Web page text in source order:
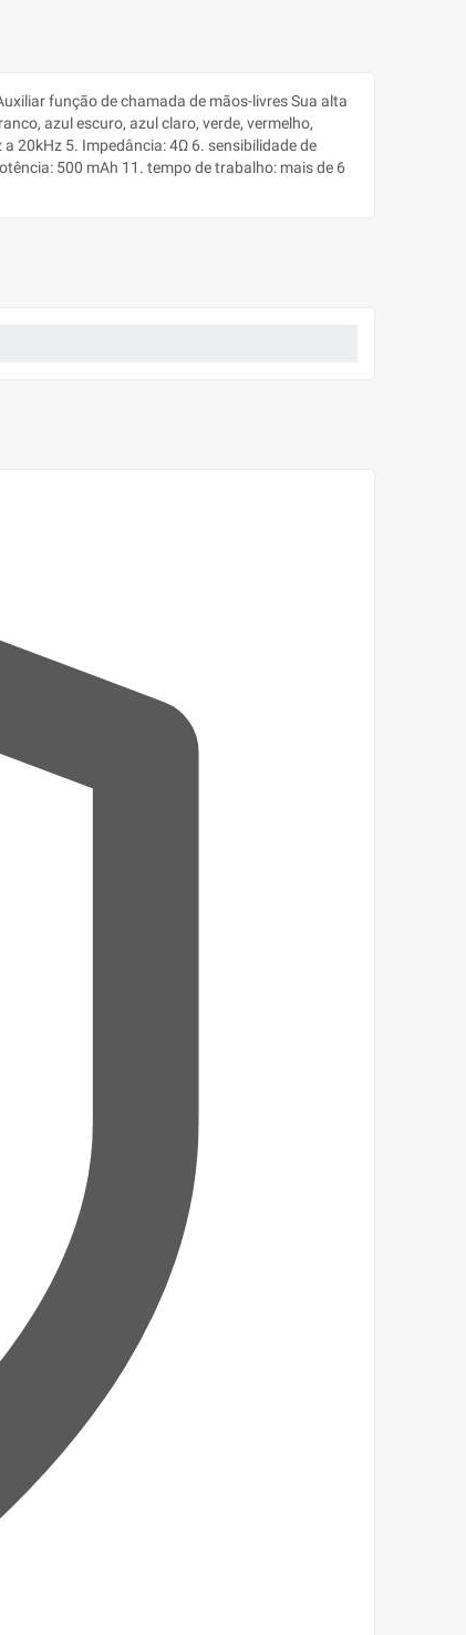
função de chamada de mãos-livres Sua alta
azul escuro, azul claro, verde, vermelho,
20kHz 5. Impedância: 4Ω 6. sensibilidade de
500 mAh 11. tempo de trabalho: mais de 6